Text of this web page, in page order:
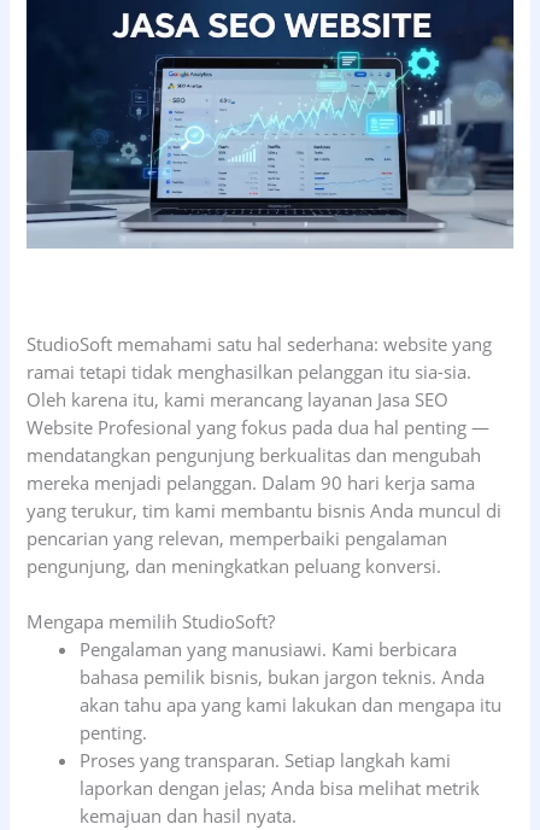
StudioSoft memahami satu hal sederhana: website yang
ramai tetapi tidak menghasilkan pelanggan itu sia-sia.
Oleh karena itu, kami merancang layanan Jasa SEO
Website Profesional yang fokus pada dua hal penting —
mendatangkan pengunjung berkualitas dan mengubah
mereka menjadi pelanggan. Dalam 90 hari kerja sama
yang terukur, tim kami membantu bisnis Anda muncul di
pencarian yang relevan, memperbaiki pengalaman
pengunjung, dan meningkatkan peluang konversi.
Mengapa memilih StudioSoft?
Pengalaman yang manusiawi. Kami berbicara
bahasa pemilik bisnis, bukan jargon teknis. Anda
akan tahu apa yang kami lakukan dan mengapa itu
penting.
Proses yang transparan. Setiap langkah kami
laporkan dengan jelas; Anda bisa melihat metrik
kemajuan dan hasil nyata.